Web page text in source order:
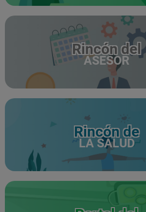
Rincón del
ASESOR
Rincón de
LA SALUD